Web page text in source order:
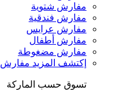
مفارش شتوية
مفارش فندقية
مفارش عرايس
مفارش أطفال
مفارش مضغوطة
إكتشف المزيد مفارش
تسوق حسب الماركة